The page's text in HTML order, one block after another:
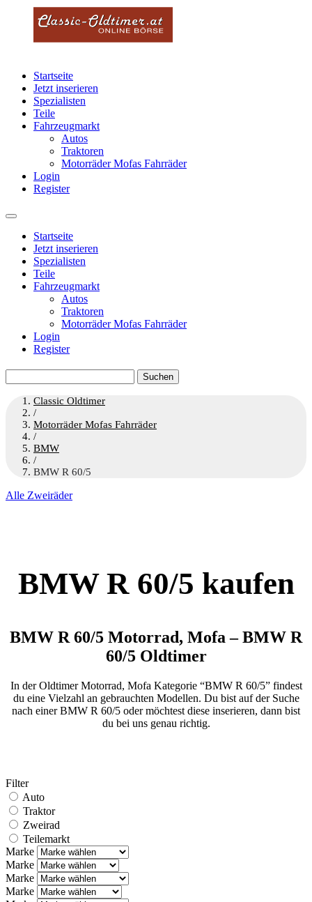
Startseite
Jetzt inserieren
Spezialisten
Teile
Fahrzeugmarkt
Autos
Traktoren
Motorräder Mofas Fahrräder
Login
Register
Startseite
Jetzt inserieren
Spezialisten
Teile
Fahrzeugmarkt
Autos
Traktoren
Motorräder Mofas Fahrräder
Login
Register
nach:
Classic Oldtimer
/
Motorräder Mofas Fahrräder
/
BMW
/
BMW R 60/5
Alle Zweiräder
BMW R 60/5 kaufen
BMW R 60/5 Motorrad, Mofa – BMW R
60/5 Oldtimer
In der Oldtimer Motorrad, Mofa Kategorie “BMW R 60/5” findest
du eine Vielzahl an gebrauchten Modellen. Du bist auf der Suche
nach einer BMW R 60/5 oder möchtest diese inserieren, dann bist
du bei uns genau richtig.
Filter
Auto
Traktor
Zweirad
Teilemarkt
Marke
Marke
Marke
Marke